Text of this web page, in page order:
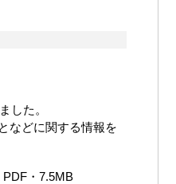
した。
などに関する情報を
・7.5MB